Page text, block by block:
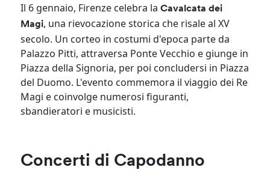
Il 6 gennaio, Firenze celebra laCavalcata dei
Magi, una rievocazione storica che risale al XV
secolo. Un corteo in costumi d'epoca parte da
Palazzo Pitti, attraversa Ponte Vecchio e giunge in
Piazza della Signoria, per poi concludersi in Piazza
del Duomo. L'evento commemora il viaggio dei Re
Magi e coinvolge numerosi figuranti,
sbandieratori e musicisti.
Concerti di Capodanno